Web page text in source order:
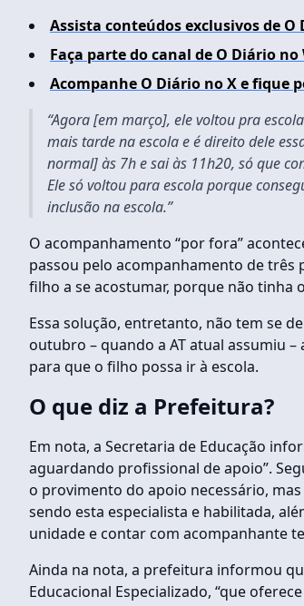
Assista conteúdos exclusivos de O
Faça parte do canal de O Diário no
Acompanhe O Diário no X e fique
“Agora [em março], ele voltou pra
mais tarde na escola e é direito dele
normal] às 7h e sai às 11h20, só que
Ele só voltou para escola porque
inclusão na escola.”
O acompanhamento “por fora”
passou pelo acompanhamento de três
filho a se acostumar, porque não tinha
Essa solução, entretanto, não tem se
outubro – quando a AT atual assumiu
para que o filho possa ir à escola.
O que diz a Prefeitura?
Em nota, a Secretaria de Educação
aguardando profissional de apoio”.
o provimento do apoio necessário,
sendo esta especialista e habilitada,
unidade e contar com acompanhante
Ainda na nota, a prefeitura informou
Educacional Especializado, “que